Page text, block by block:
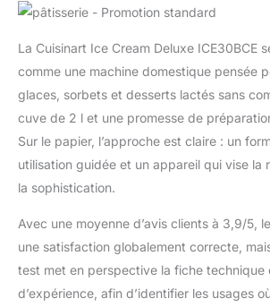
La Cuisinart Ice Cream Deluxe ICE30BCE
comme une machine domestique pensée
glaces, sorbets et desserts lactés sans
cuve de 2 l et une promesse de
Sur le papier, l’approche est claire : un
utilisation guidée et un appareil qui vise la
la sophistication.
Avec une moyenne d’avis clients à 3,9/5,
une satisfaction globalement correcte,
test met en perspective la fiche technique
d’expérience, afin d’identifier les usages